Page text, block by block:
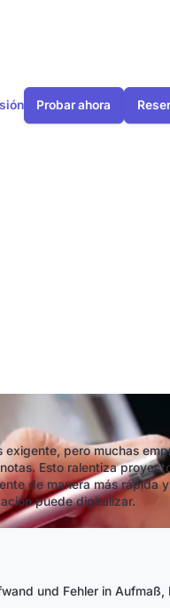
Probar ahora
pero muchas
Esto ralentiza
de manera más rápida
puede digitalizar.
und Fehler in Aufmaß,